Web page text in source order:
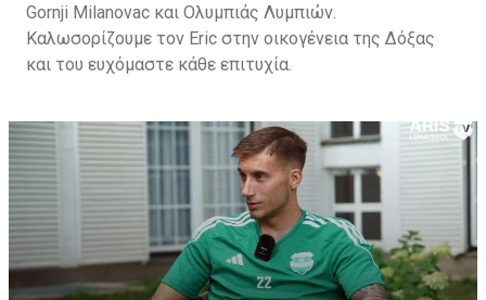
Gornji Milanovac και Ολυμπιάς Λυμπιών.
Καλωσορίζουμε τον Eric στην οικογένεια της Δόξας
και του ευχόμαστε κάθε επιτυχία.